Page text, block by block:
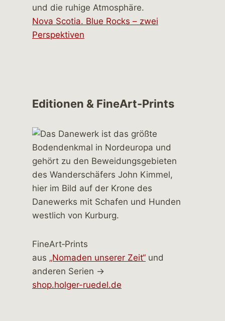
Nova Scotia. Blue Rocks – zwei
Perspektiven
Editionen & FineArt-Prints
FineArt‑Prints
aus „Nomaden unserer Zeit“ und
anderen Serien →
shop.holger-ruedel.de